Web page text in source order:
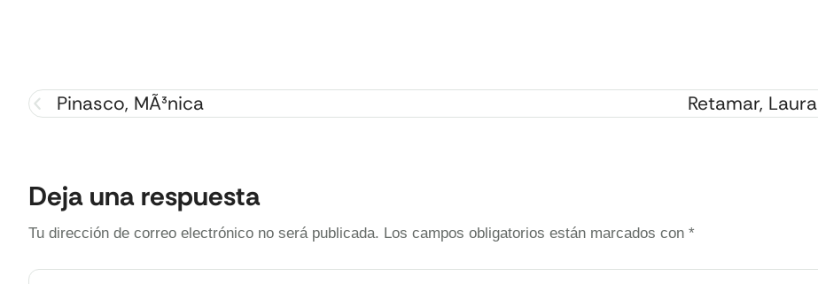
Pinasco, MÃ³nica Retamar, Laura
Deja una respuesta
Tu dirección de correo electrónico no será publicada. Los campos obligatorios están marcados con *